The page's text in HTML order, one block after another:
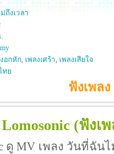
ถึงเวลา
อกหัก, เพลงเศร้า, เพลงเสียใจ
ทย
ฟังเพลง
(ฟังเ
ดู MV เพลง วันที่ฉันไ